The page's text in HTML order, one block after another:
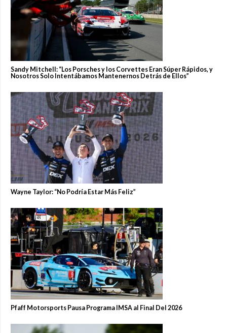
Sandy Mitchell: “Los Porsches y los Corvettes Eran Súper Rápidos, y
Nosotros Solo Intentábamos Mantenernos Detrás de Ellos”
Wayne Taylor: “No Podría Estar Más Feliz”
Pfaff Motorsports Pausa Programa IMSA al Final Del 2026